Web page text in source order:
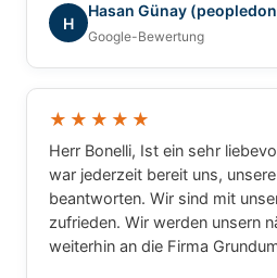
ergebnisorientiert. Für
würde ich jederzeit wieder mit
zusammenarbeiten.
H
Hasan Günay
Google-Bewertung
★★★★★
Herr Bonelli, Ist ein sehr
war jederzeit bereit uns,
beantworten. Wir sind mit
zufrieden. Wir werden unsern
weiterhin an die Firma